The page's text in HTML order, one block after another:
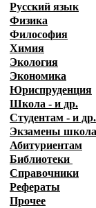
Русский язык
Физика
Философия
Химия
Экология
Экономика
Юриспруденция
Школа - и др.
Студентам - и др.
Экзамены школа
Абитуриентам
Библиотеки
Справочники
Рефераты
Прочее